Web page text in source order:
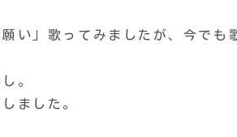
い」歌ってみましたが、今でも
。
ました。